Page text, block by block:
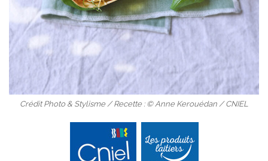
Crédit Photo & Stylisme / Recette : © Anne Kerouédan / CNIEL